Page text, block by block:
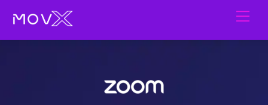
content